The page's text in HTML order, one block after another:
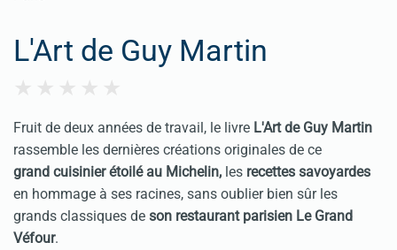
L'Art de Guy Martin
Fruit de deux années de travail, le livre L'Art de Guy Martin
rassemble les dernières créations originales de ce
grand cuisinier étoilé au Michelin, les recettes savoyardes
en hommage à ses racines, sans oublier bien sûr les
grands classiques de son restaurant parisien Le Grand
Véfour.